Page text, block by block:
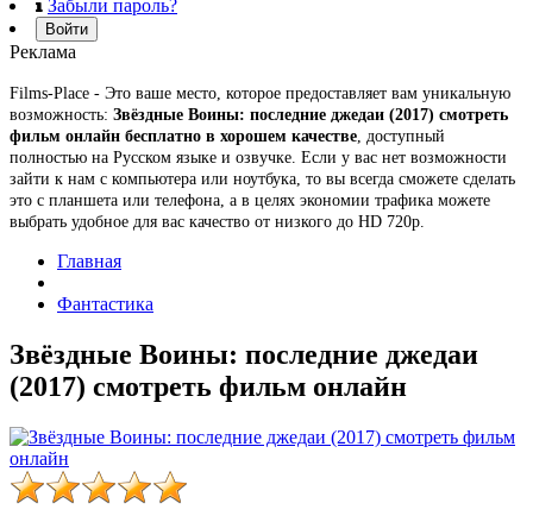
Забыли пароль?
Войти
Реклама
Films-Place - Это ваше место, которое предоставляет вам уникальную
возможность: Звёздные Воины: последние джедаи (2017) смотреть
фильм онлайн бесплатно в хорошем качестве , доступный
полностью на Русском языке и озвучке. Если у вас нет возможности
зайти к нам с компьютера или ноутбука, то вы всегда сможете сделать
это с планшета или телефона, а в целях экономии трафика можете
выбрать удобное для вас качество от низкого до HD 720p.
Главная
Фантастика
Звёздные Воины: последние джедаи
(2017) смотреть фильм онлайн